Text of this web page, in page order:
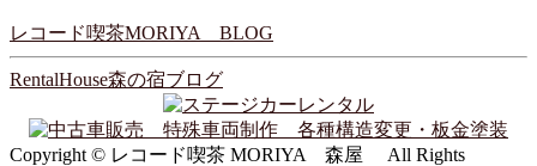
レコード喫茶MORIYA BLOG
RentalHouse森の宿ブログ
Copyright © レコード喫茶 MORIYA 森屋 All Rights